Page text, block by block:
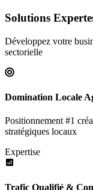
Solutions
Développez votre
sectorielle
Domination Locale
Positionnement #1
stratégiques locaux
Expertise
Trafic Qualifié &